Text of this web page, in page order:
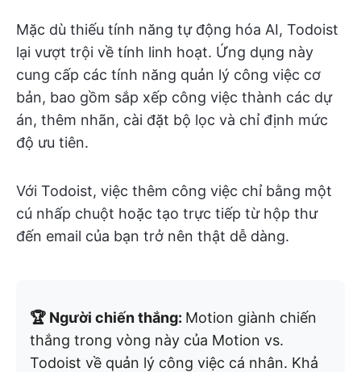
Mặc dù thiếu tính năng tự động hóa AI, Todoist
lại vượt trội về tính linh hoạt. Ứng dụng này
cung cấp các tính năng quản lý công việc cơ
bản, bao gồm sắp xếp công việc thành các dự
án, thêm nhãn, cài đặt bộ lọc và chỉ định mức
độ ưu tiên.
Với Todoist, việc thêm công việc chỉ bằng một
cú nhấp chuột hoặc tạo trực tiếp từ hộp thư
đến email của bạn trở nên thật dễ dàng.
🏆 Người chiến thắng: Motion giành chiến
thắng trong vòng này của Motion vs.
Todoist về quản lý công việc cá nhân. Khả